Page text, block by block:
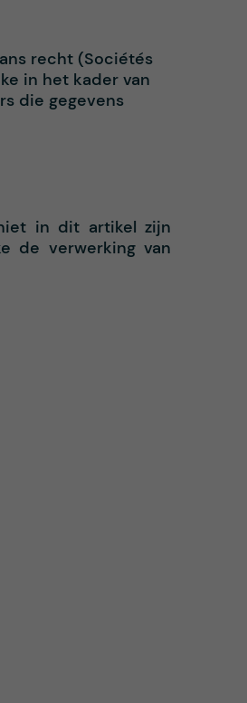
recht (Sociétés
in het kader van
die gegevens
in dit artikel zijn
de verwerking van